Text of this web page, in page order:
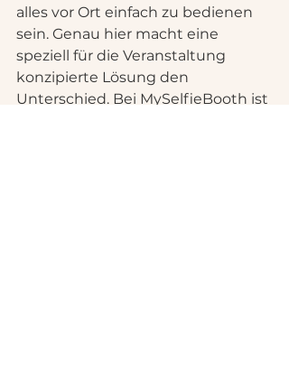
alles vor Ort einfach zu bedienen
sein. Genau hier macht eine
speziell für die Veranstaltung
konzipierte Lösung den
Unterschied. Bei MySelfieBooth ist